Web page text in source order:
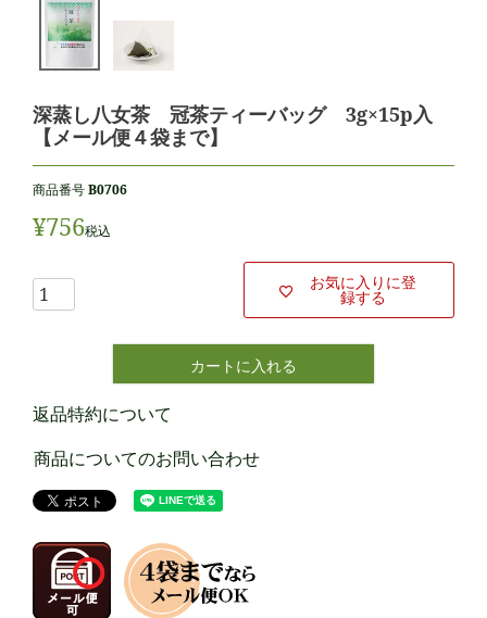
深蒸し八女茶 冠茶ティーバッグ 3g×15p入
【メール便４袋まで】
商品番号 B0706
¥756税込
お気に入りに登
録する
カートに入れる
返品特約について
商品についてのお問い合わせ